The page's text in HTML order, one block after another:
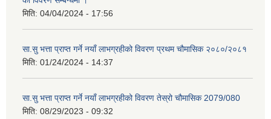
मिति: 04/04/2024 - 17:56
सा.सु भत्ता प्राप्त गर्ने नयाँ लाभग्रहीको विवरण प्रथम चौमासिक २०८०/२०८१
मिति: 01/24/2024 - 14:37
सा.सु भत्ता प्राप्त गर्ने नयाँ लाभग्रहीको विवरण तेस्रो चौमासिक 2079/080
मिति: 08/29/2023 - 09:32